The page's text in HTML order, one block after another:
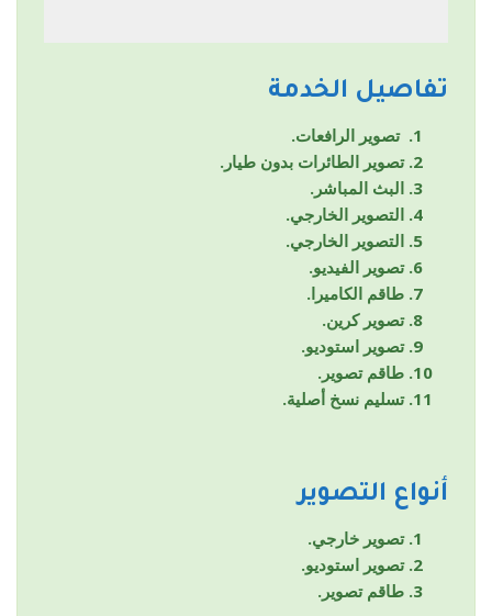
تفاصيل الخدمة
تصوير الرافعات.
تصوير الطائرات بدون طيار.
البث المباشر.
التصوير الخارجي.
التصوير الخارجي.
تصوير الفيديو.
طاقم الكاميرا.
تصوير كرين.
تصوير استوديو.
طاقم تصوير.
تسليم نسخ أصلية.
أنواع التصوير
تصوير خارجي.
تصوير استوديو.
طاقم تصوير.